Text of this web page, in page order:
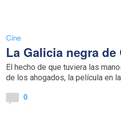
Cine
La Galicia negra de
El hecho de que tuviera las
de los ahogados, la película en
0